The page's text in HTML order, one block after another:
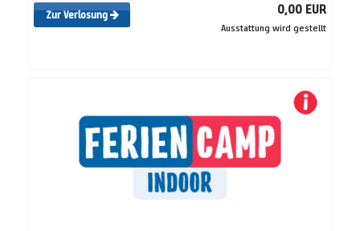
Zur Verlosung 0,00 EUR
Ausstattung wird gestellt